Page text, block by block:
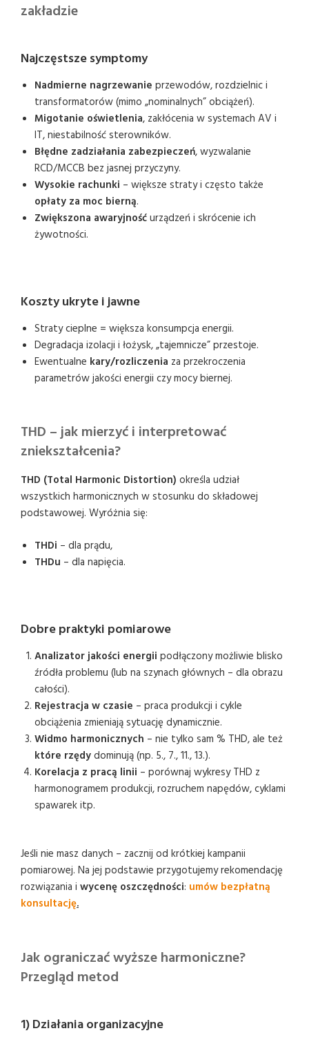
zakładzie
Najczęstsze symptomy
Nadmierne nagrzewanie przewodów, rozdzielnic i
transformatorów (mimo „nominalnych” obciążeń).
Migotanie oświetlenia, zakłócenia w systemach AV i
IT, niestabilność sterowników.
Błędne zadziałania zabezpieczeń, wyzwalanie
RCD/MCCB bez jasnej przyczyny.
Wysokie rachunki – większe straty i często także
opłaty za moc bierną.
Zwiększona awaryjnośćurządzeń i skrócenie ich
żywotności.
Koszty ukryte i jawne
Straty cieplne = większa konsumpcja energii.
Degradacja izolacji i łożysk, „tajemnicze” przestoje.
Ewentualne kary/rozliczenia za przekroczenia
parametrów jakości energii czy mocy biernej.
THD – jak mierzyć i interpretować
zniekształcenia?
THD (Total Harmonic Distortion) określa udział
wszystkich harmonicznych w stosunku do składowej
podstawowej. Wyróżnia się:
THDi – dla prądu,
THDu – dla napięcia.
Dobre praktyki pomiarowe
Analizator jakości energii podłączony możliwie blisko
źródła problemu (lub na szynach głównych – dla obrazu
całości).
Rejestracja w czasie – praca produkcji i cykle
obciążenia zmieniają sytuację dynamicznie.
Widmo harmonicznych – nie tylko sam % THD, ale też
które rzędydominują (np. 5., 7., 11., 13.).
Korelacja z pracą linii – porównaj wykresy THD z
harmonogramem produkcji, rozruchem napędów, cyklami
spawarek itp.
Jeśli nie masz danych – zacznij od krótkiej kampanii
pomiarowej. Na jej podstawie przygotujemy rekomendację
rozwiązania i wycenę oszczędności: umów bezpłatną
konsultację.
Jak ograniczać wyższe harmoniczne?
Przegląd metod
1) Działania organizacyjne